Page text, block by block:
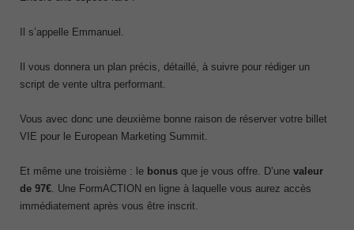
Il s’appelle Emmanuel.
Il vous donnera un plan précis, détaillé, à suivre pour rédiger un
script de vente ultra performant.
Vous avec donc une deuxième bonne raison de réserver votre billet
VIE pour le European Marketing Summit.
Et même une troisième : le bonus que je vous offre. D’une valeur
de 97€. Une FormACTION en ligne à laquelle vous aurez accès
immédiatement après vous être inscrit.